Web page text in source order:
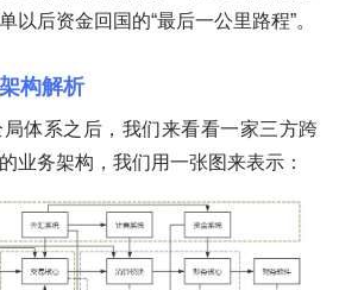
以后资金回国的“最后一公里路程”。
构解析
体系之后，我们来看看一家三方跨
业务架构，我们用一张图来表示：